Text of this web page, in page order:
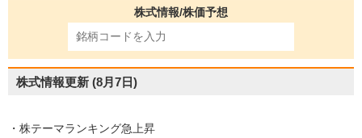
株式情報/株価予想
株式情報更新 (8月7日)
・株テーマランキング急上昇